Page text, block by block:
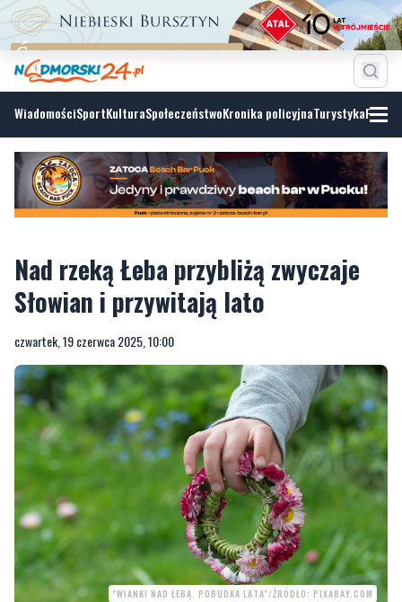
WiadomościSportKulturaSpołeczeństwoKronika policyjnaTurystyka
Nad rzeką Łeba przybliżą zwyczaje
Słowian i przywitają lato
czwartek, 19 czerwca 2025, 10:00
"WIANKI NAD ŁEBĄ. POBUDKA LATA"/ŹRÓDŁO: PIXABAY.COM